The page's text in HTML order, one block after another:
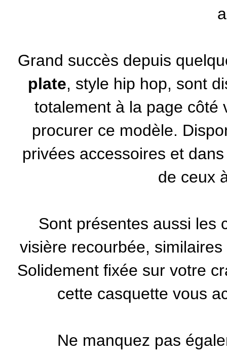
Grand succès depuis
plate, style hip hop, sont
totalement à la page côté
procurer ce modèle.
privées accessoires et
de ceux
Sont présentes aussi les
visière recourbée,
Solidement fixée sur votre
cette casquette vous
Ne manquez pas